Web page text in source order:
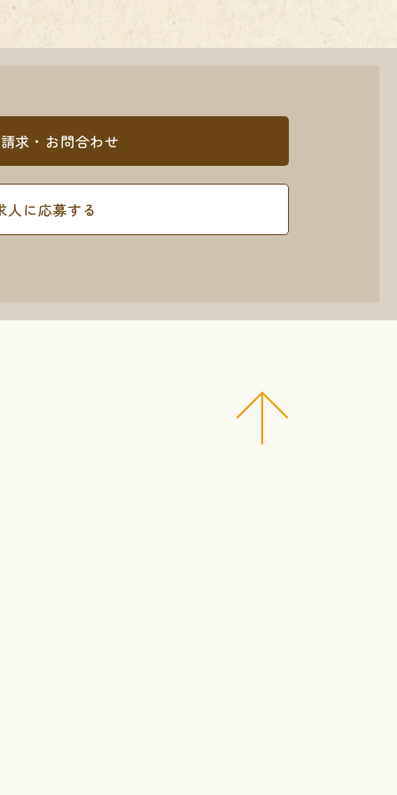
求・お問合わせ
人に応募する